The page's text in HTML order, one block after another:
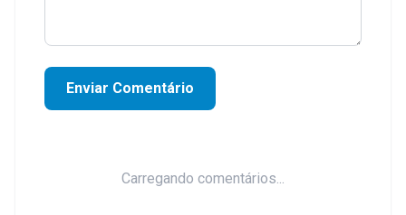
Enviar Comentário
Carregando comentários...